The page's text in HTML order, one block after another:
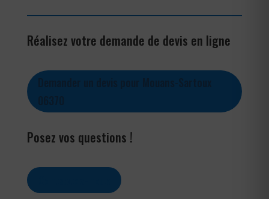
Réalisez votre demande de devis en ligne
Posez vos questions !